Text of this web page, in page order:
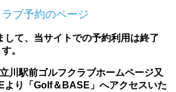
ブ予約のページ
して、当サイトでの予約利用は終了
。
立川駅前ゴルフクラブホームページ又
より「Golf＆BASE」へアクセスいた